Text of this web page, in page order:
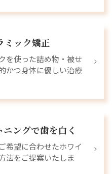
ミック矯正
を使った詰め物・被せ
かつ身体に優しい治療
ニングで歯を白く
希望に合わせたホワイ
法をご提案いたしま